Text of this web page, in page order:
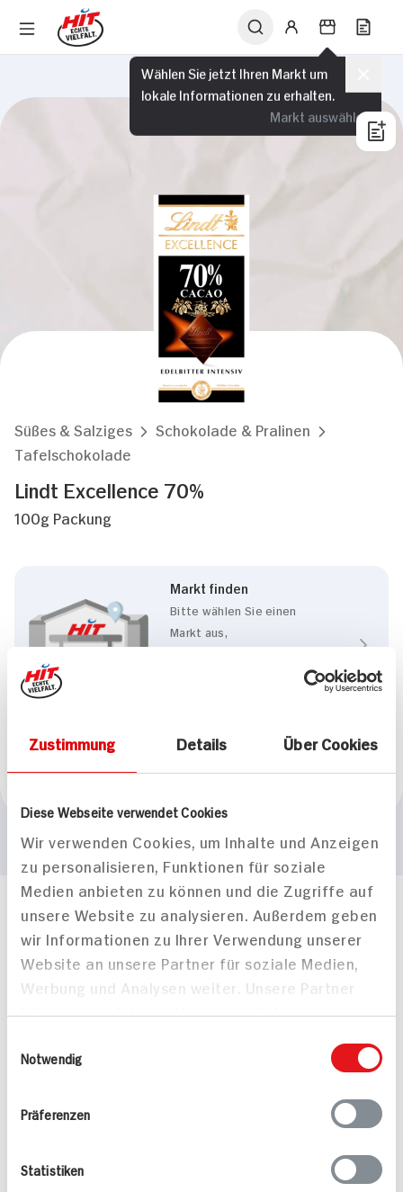
Zustimmung Details Über Cookies
Diese Webseite verwendet Cookies
Wir verwenden Cookies, um Inhalte und Anzeigen
zu personalisieren, Funktionen für soziale
Medien anbieten zu können und die Zugriffe auf
unsere Website zu analysieren. Außerdem geben
wir Informationen zu Ihrer Verwendung unserer
Website an unsere Partner für soziale Medien,
Werbung und Analysen weiter. Unsere Partner
führen diese Informationen möglicherweise mit
bereitgestellt haben oder die sie im Rahmen
Notwendig
Präferenzen
Statistiken
Wählen Sie jetzt Ihren Markt um
lokale Informationen zu erhalten.
Markt auswählen
Süßes & Salziges
Schokolade & Pralinen
Tafelschokolade
Lindt Excellence 70%
100g Packung
Markt finden
Bitte wählen Sie einen
Markt aus,
Marke
Häufig gestellte Fragen
Mehr Informationen in unserem FAQ
kontakt
hit.de
Wir beantworten gerne Ihre Fragen
Folgen Sie uns auf TikTok